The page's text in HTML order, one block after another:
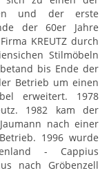
und der erste
der 60er Jahre
KREUTZ durch
Stilmöbeln
bis Ende der
Betrieb um einen
erweitert. 1978
1982 kam der
nach einer
1996 wurde
- Cappius
nach Gröbenzell